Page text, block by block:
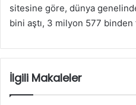
sitesine göre, dünya
bini aştı, 3 milyon 577 binden
İlgili Makaleler